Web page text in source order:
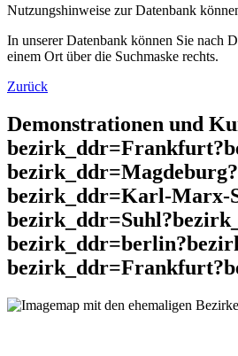
Nutzungshinweise zur Datenbank
In unserer Datenbank können Sie nach
einem Ort über die Suchmaske rechts.
Zurück
Demonstrationen und
bezirk_ddr=Karl-Marx-